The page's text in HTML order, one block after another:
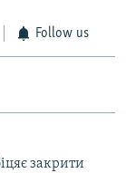
Follow us
закрити